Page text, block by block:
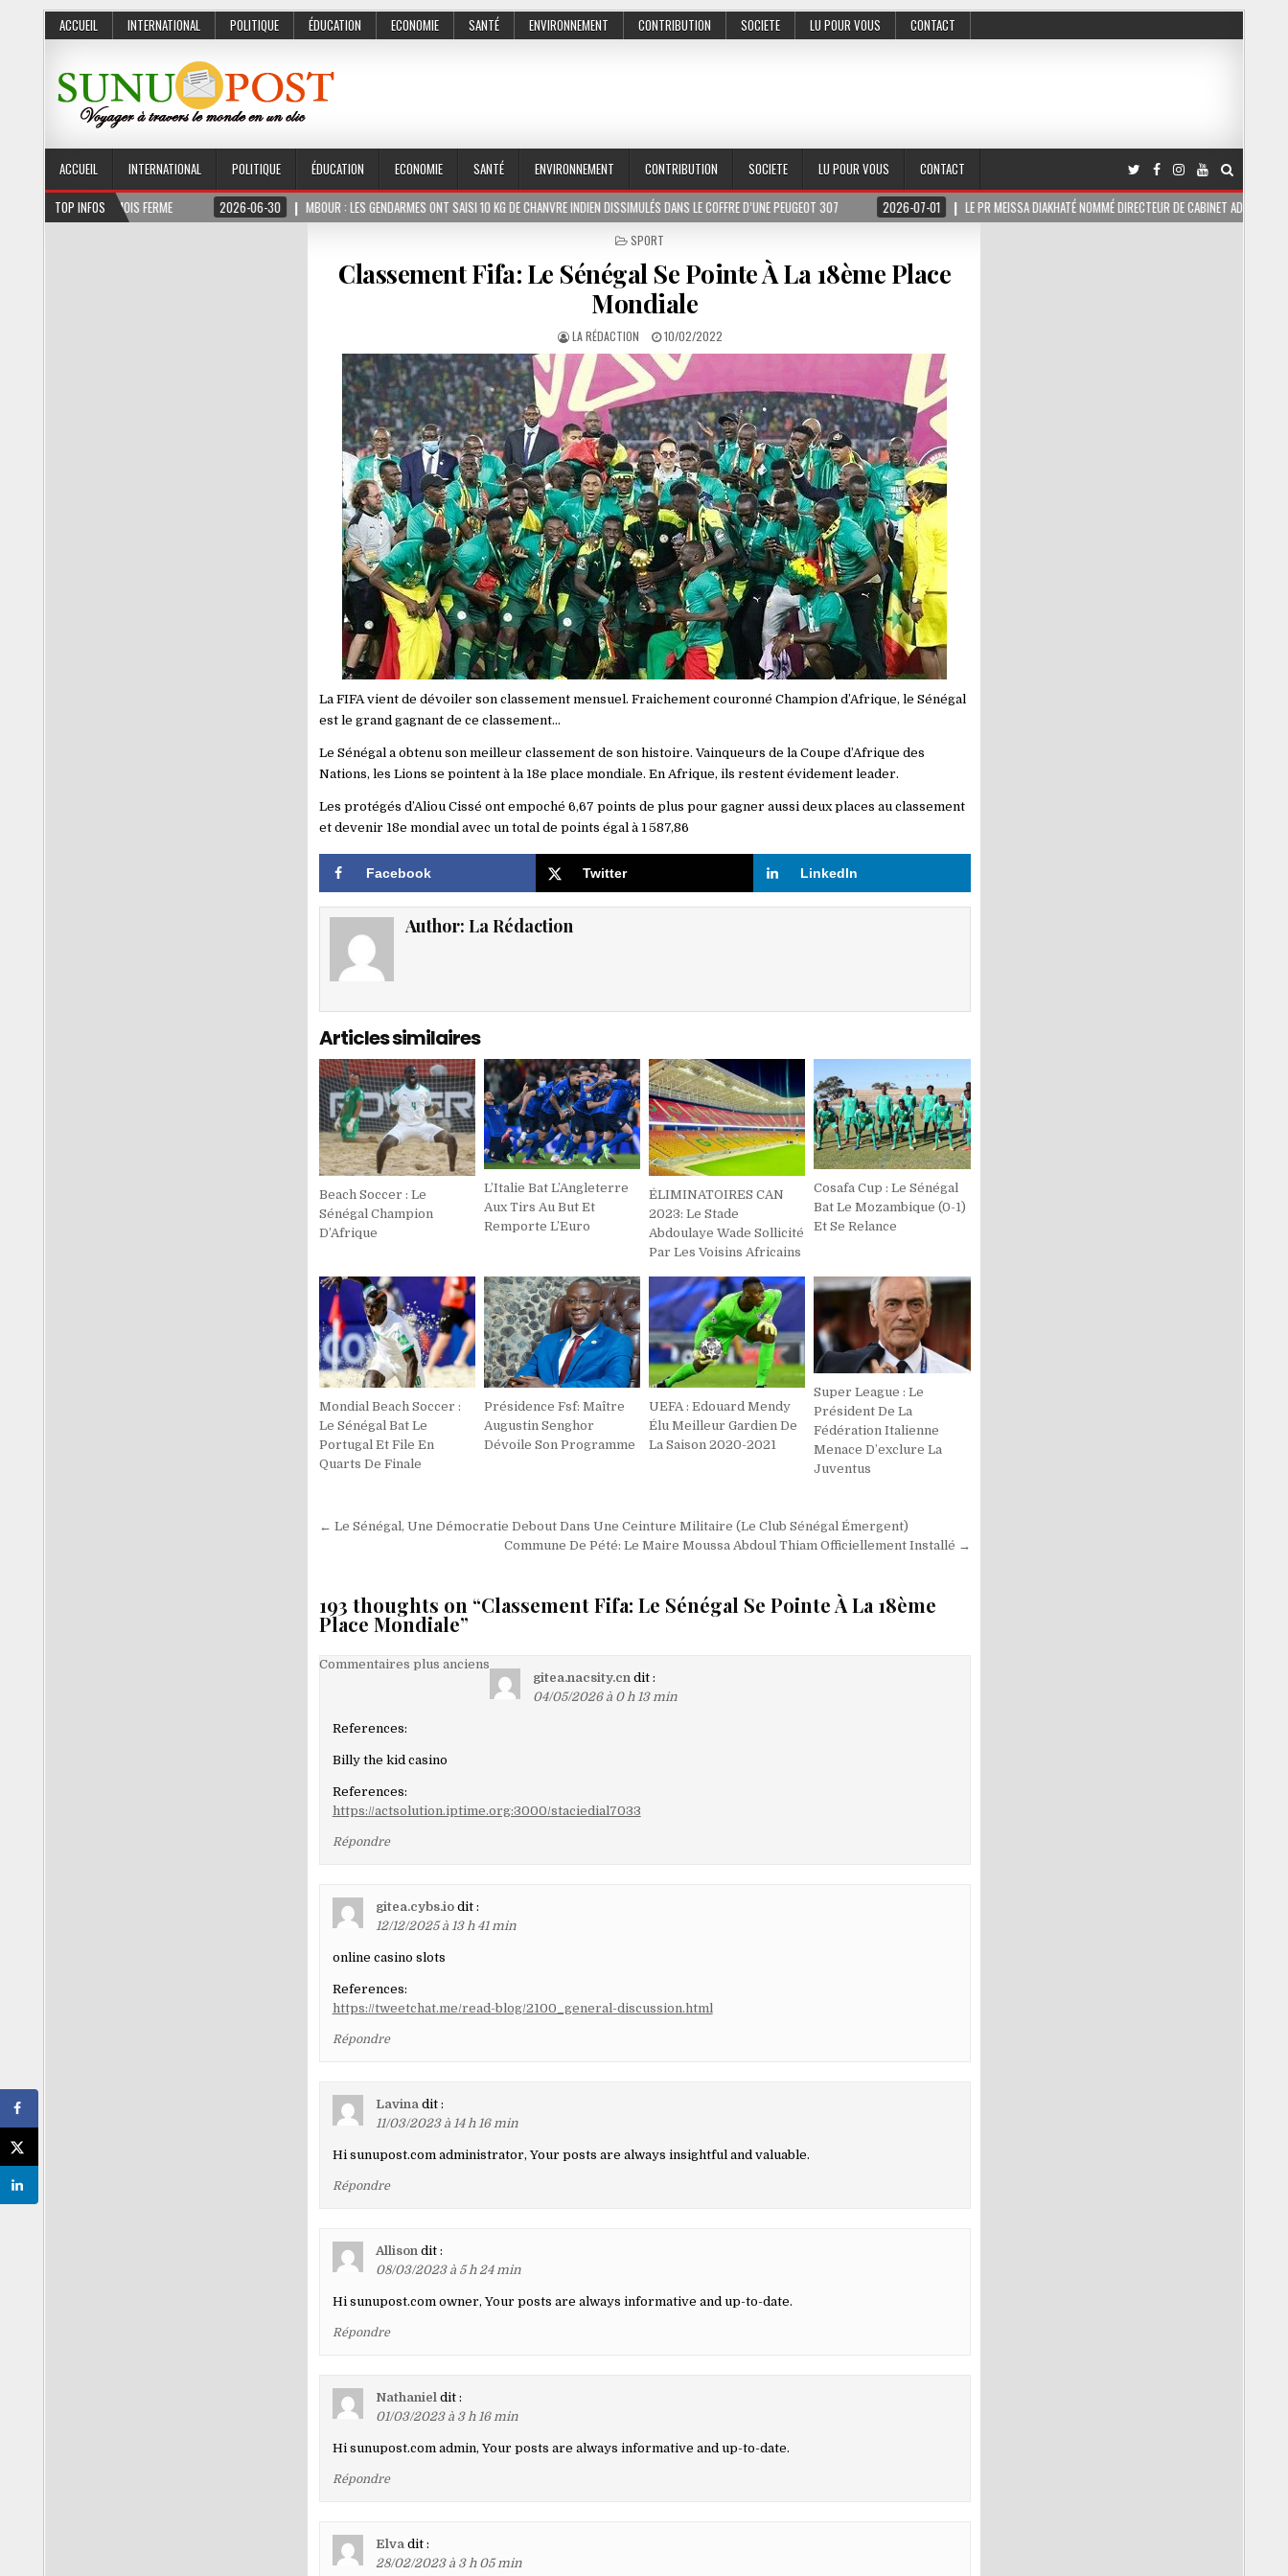
ACCUEIL INTERNATIONAL POLITIQUE ÉDUCATION ECONOMIE SANTÉ ENVIRONNEMENT CONTRIBUTION SOCIETE LU POUR VOUS CONTACT
ACCUEIL INTERNATIONAL POLITIQUE ÉDUCATION ECONOMIE SANTÉ ENVIRONNEMENT CONTRIBUTION SOCIETE LU POUR VOUS
CONTACT
TOP INFOS
3 MOIS FERME 2026-06-30 MBOUR : LES GENDARMES ONT SAISI 10 KG DE CHANVRE INDIEN DISSIMULÉS DANS LE COFFRE D’UNE PEUGEOT 307 2026-07-01 LE PR MEISSA DIAKHATÉ NOMMÉ DIRECTEUR DE CABINET ADJOINT DU PRÉSIDENT DE LA
POSTED
SPORT
Classement Fifa: Le Sénégal Se Pointe À La 18ème Place
Mondiale
LA RÉDACTION 10/02/2022
La FIFA vient de dévoiler son classement mensuel. Fraichement couronné Champion d’Afrique, le Sénégal
est le grand gagnant de ce classement…
Le Sénégal a obtenu son meilleur classement de son histoire. Vainqueurs de la Coupe d’Afrique des
Nations, les Lions se pointent à la 18e place mondiale. En Afrique, ils restent évidement leader.
Les protégés d’Aliou Cissé ont empoché 6,67 points de plus pour gagner aussi deux places au classement
et devenir 18e mondial avec un total de points égal à 1 587,86
Facebook Twitter LinkedIn
Author: La Rédaction
Articles similaires
Beach Soccer : Le
Sénégal Champion
D’Afrique
L’Italie Bat L’Angleterre
Aux Tirs Au But Et
Remporte L’Euro
ÉLIMINATOIRES CAN
2023: Le Stade
Abdoulaye Wade Sollicité
Par Les Voisins Africains
Cosafa Cup : Le Sénégal
Bat Le Mozambique (0-1)
Et Se Relance
Mondial Beach Soccer :
Le Sénégal Bat Le
Portugal Et File En
Quarts De Finale
Présidence Fsf: Maître
Augustin Senghor
Dévoile Son Programme
UEFA : Edouard Mendy
Élu Meilleur Gardien De
La Saison 2020-2021
Super League : Le
Président De La
Fédération Italienne
Menace D’exclure La
Juventus
Navigation
← Le Sénégal, Une Démocratie Debout Dans Une Ceinture Militaire (Le Club Sénégal Émergent)
Commune De Pété: Le Maire Moussa Abdoul Thiam Officiellement Installé →
193 thoughts on “Classement Fifa: Le Sénégal Se Pointe À La 18ème
Place Mondiale”
Navigation
les
commentaires
Commentaires plus anciens
gitea.nacsity.cn dit :
04/05/2026 à 0 h 13 min
References:
Billy the kid casino
References:
https://actsolution.iptime.org:3000/staciedial7033
Répondre
gitea.cybs.io dit :
12/12/2025 à 13 h 41 min
online casino slots
References:
https://tweetchat.me/read-blog/2100_general-discussion.html
Répondre
Lavina dit :
11/03/2023 à 14 h 16 min
Hi sunupost.com administrator, Your posts are always insightful and valuable.
Répondre
Allison dit :
08/03/2023 à 5 h 24 min
Hi sunupost.com owner, Your posts are always informative and up-to-date.
Répondre
Nathaniel dit :
01/03/2023 à 3 h 16 min
Hi sunupost.com admin, Your posts are always informative and up-to-date.
Répondre
Elva dit :
28/02/2023 à 3 h 05 min